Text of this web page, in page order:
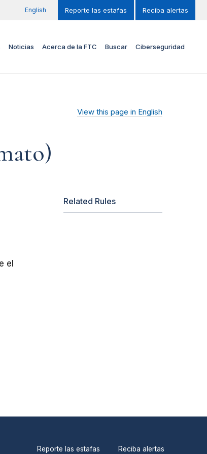
English Reporte las estafas Reciba alertas
Noticias Acerca de la FTC Buscar Ciberseguridad
View this page in English
el
Related Rules
Reporte las estafas Reciba alertas